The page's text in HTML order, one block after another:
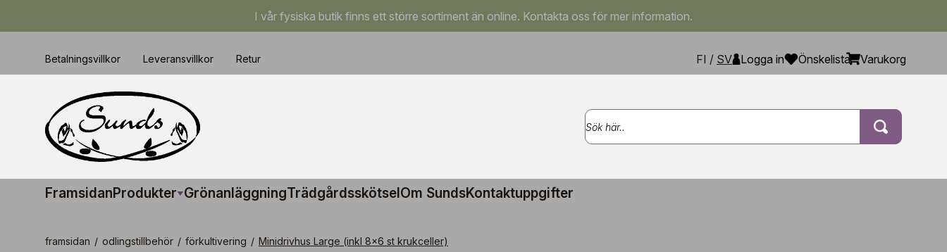
I vår fysiska butik finns ett större sortiment än online. Kontakta oss för mer information.
Betalningsvillkor Leveransvillkor Retur FI / SV Logga in Önskelista Varukorg
FramsidanProdukter GrönanläggningTrädgårdsskötsel Om SundsKontaktuppgifter
framsidan / odlingstillbehör / förkultivering / Minidrivhus Large (inkl 8x6 st krukceller)